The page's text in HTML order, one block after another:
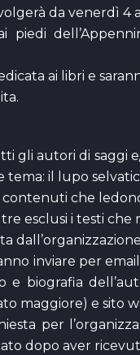
da venerdì
piedi
ai libri e
gli autori di saggi
il lupo
contenuti che
esclusi i testi
inviare per
e biografia
maggiore) e sito
per
dopo aver